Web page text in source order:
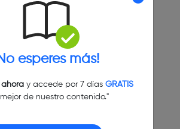
esperes más!
ahoray accede por 7 días GRATIS
de nuestro contenido."